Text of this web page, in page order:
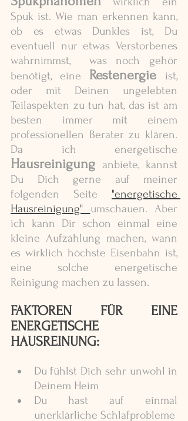
Spuk ist. Wie man erkennen kann,
ob es etwas Dunkles ist, Du
eventuell nur etwas Verstorbenes
wahrnimmst,  was noch gehör
benötigt, eine Restenergie
ist,
oder mit Deinen ungelebten
Teilaspekten zu tun hat, das ist am
besten immer mit einem
professionellen Berater zu klären.
Hausreinigung anbiete, kannst
Du Dich gerne auf meiner
folgenden Seite "energetische
Hausreinigung" umschauen. Aber
ich kann Dir schon einmal eine
kleine Aufzählung machen, wann
es wirklich höchste Eisenbahn ist,
eine solche energetische
Reinigung machen zu lassen.
FAKTOREN FÜR EINE
ENERGETISCHE
HAUSREINUNG:
Du fühlst Dich sehr unwohl in
Deinem Heim
Du hast auf einmal
unerklärliche Schlafprobleme